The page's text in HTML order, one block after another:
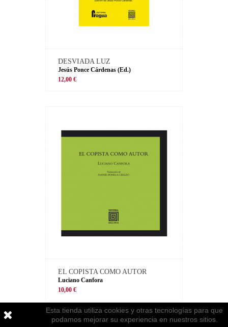
DESVIADA LUZ
Jesús Ponce Cárdenas (Ed.)
12,00 €
EL COPISTA COMO AUTOR
Luciano Canfora
10,00 €
Esta tienda utiliza cookies y otras tecnologías para que
podamos mejorar su experiencia en nuestros sitios.